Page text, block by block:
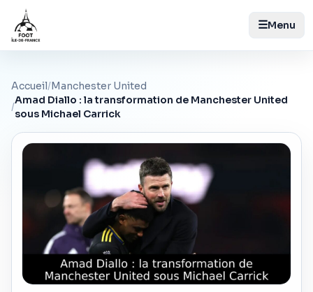
☰Menu
Accueil/Manchester United
/
Amad Diallo : la transformation de Manchester United
sous Michael Carrick